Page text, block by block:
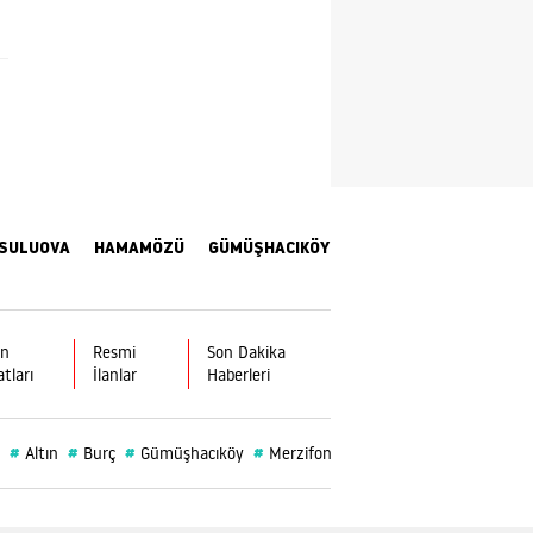
Düzce
HAMAMÖZÜ GÜMÜŞHACIKÖY
Resmi
İlanlar
Son Dakika
Haberleri
# Altın # Burç # Gümüşhacıköy # Merzifon Belediyesi